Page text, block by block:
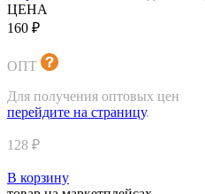
ЦЕНА
160 ₽
ОПТ
Для получения оптовых цен
перейдите на страницу.
128 ₽
В корзину